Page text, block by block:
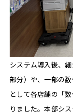
システム導入後、
部分）や、一部の
として各店舗の「
りました。本部シ